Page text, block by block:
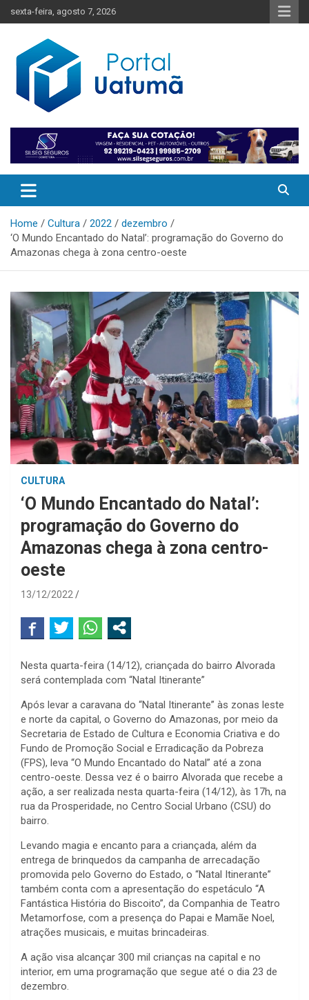
to
sexta-feira, agosto 7, 2026
Portal Uatumã
Home Cultura 2022
dezembro
‘O Mundo Encantado do Natal’: programação do Governo do
Amazonas chega à zona centro-oeste
CULTURA
‘O Mundo Encantado do Natal’:
programação do Governo do
Amazonas chega à zona centro-
oeste
13/12/2022
Nesta quarta-feira (14/12), criançada do bairro Alvorada
será contemplada com “Natal Itinerante”
Após levar a caravana do “Natal Itinerante” às zonas leste
e norte da capital, o Governo do Amazonas, por meio da
Secretaria de Estado de Cultura e Economia Criativa e do
Fundo de Promoção Social e Erradicação da Pobreza
(FPS), leva “O Mundo Encantado do Natal” até a zona
centro-oeste. Dessa vez é o bairro Alvorada que recebe a
ação, a ser realizada nesta quarta-feira (14/12), às 17h, na
rua da Prosperidade, no Centro Social Urbano (CSU) do
bairro.
Levando magia e encanto para a criançada, além da
entrega de brinquedos da campanha de arrecadação
promovida pelo Governo do Estado, o “Natal Itinerante”
também conta com a apresentação do espetáculo “A
Fantástica História do Biscoito”, da Companhia de Teatro
Metamorfose, com a presença do Papai e Mamãe Noel,
atrações musicais, e muitas brincadeiras.
A ação visa alcançar 300 mil crianças na capital e no
interior, em uma programação que segue até o dia 23 de
dezembro.